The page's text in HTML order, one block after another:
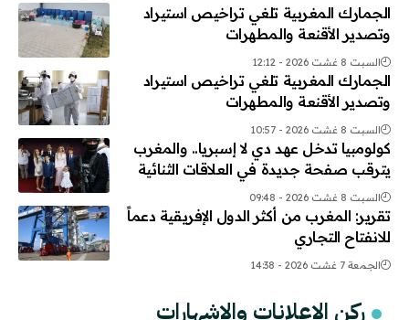
الجمارك المغربية تلغي تراخيص استيراد
وتصدير الأقنعة والمطهرات
السبت 8 غشت 2026 - 12:12
الجمارك المغربية تلغي تراخيص استيراد
وتصدير الأقنعة والمطهرات
السبت 8 غشت 2026 - 10:57
كولومبيا تدخل عهد دي لا إسبريا.. والمغرب
يترقب صفحة جديدة في العلاقات الثنائية
السبت 8 غشت 2026 - 09:48
تقرير: المغرب من أكثر الدول الإفريقية دعماً
للانفتاح التجاري
الجمعة 7 غشت 2026 - 14:38
ركن الإعلانات والإشهارات